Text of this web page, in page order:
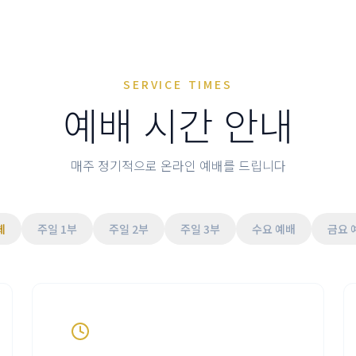
SERVICE TIMES
예배 시간 안내
매주 정기적으로 온라인 예배를 드립니다
주일 1부 주일 2부 주일 3부 수요 예배 금요